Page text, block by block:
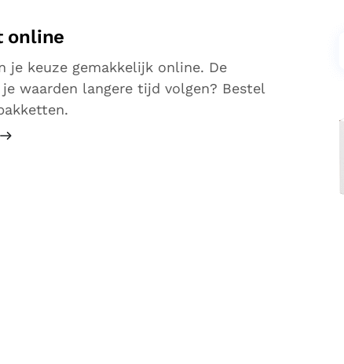
online
je keuze gemakkelijk online. De
waarden langere tijd volgen? Bestel